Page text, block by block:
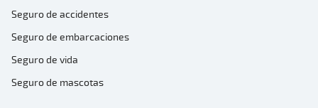
Seguro de accidentes
Seguro de embarcaciones
Seguro de vida
Seguro de mascotas